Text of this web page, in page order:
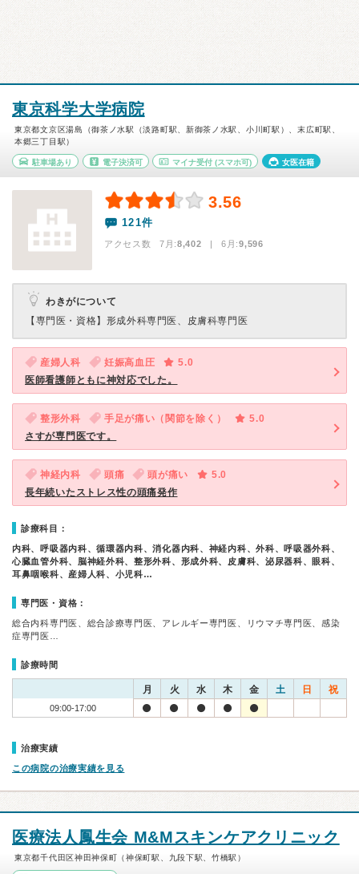
東京科学大学病院
東京都文京区湯島（御茶ノ水駅（淡路町駅、新御茶ノ水駅、小川町駅）、末広町駅、
本郷三丁目駅）
駐車場あり 電子決済可 マイナ受付 (スマホ可) 女医在籍
3.56
121件
アクセス数 7月:8,402 | 6月:9,596
わきがについて
【専門医・資格】 形成外科専門医、皮膚科専門医
産婦人科 妊娠高血圧
5.0
医師看護師ともに神対応でした。
整形外科 手足が痛い（関節を除く）
5.0
さすが専門医です。
神経内科 頭痛 頭が痛い
5.0
長年続いたストレス性の頭痛発作
診療科目：
内科、呼吸器内科、循環器内科、消化器内科、神経内科、外科、呼吸器外科、
心臓血管外科、脳神経外科、整形外科、形成外科、皮膚科、泌尿器科、眼科、
耳鼻咽喉科、産婦人科、小児科…
専門医・資格：
総合内科専門医、総合診療専門医、アレルギー専門医、リウマチ専門医、感染
症専門医…
診療時間
月 火 水 木 金 土 日 祝
09:00-17:00
治療実績
この病院の治療実績を見る
医療法人鳳生会 M&Mスキンケアクリニック
東京都千代田区神田神保町（神保町駅、九段下駅、竹橋駅）